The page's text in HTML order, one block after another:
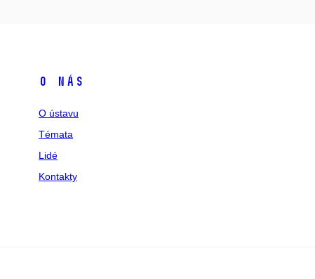
O nás
O ústavu
Témata
Lidé
Kontakty